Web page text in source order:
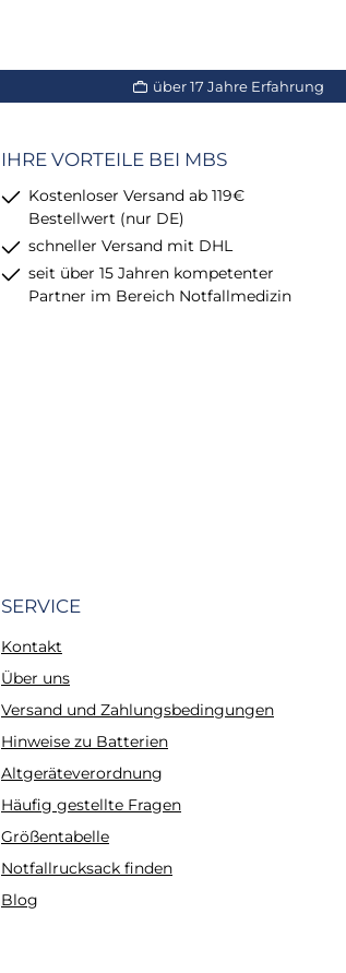
über 17 Jahre Erfahrung
IHRE VORTEILE BEI MBS
Kostenloser Versand ab 119€
Bestellwert (nur DE)
schneller Versand mit DHL
seit über 15 Jahren kompetenter
Partner im Bereich Notfallmedizin
SERVICE
Kontakt
Über uns
Versand und Zahlungsbedingungen
Hinweise zu Batterien
Altgeräteverordnung
Häufig gestellte Fragen
Größentabelle
Notfallrucksack finden
Blog